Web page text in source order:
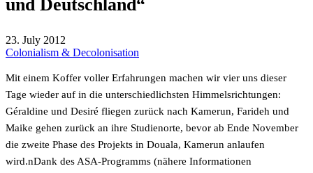
und Deutschland“
23. July 2012
Colonialism & Decolonisation
Mit einem Koffer voller Erfahrungen machen wir vier uns dieser
Tage wieder auf in die unterschiedlichsten Himmelsrichtungen:
Géraldine und Desiré fliegen zurück nach Kamerun, Farideh und
Maike gehen zurück an ihre Studienorte, bevor ab Ende November
die zweite Phase des Projekts in Douala, Kamerun anlaufen
wird.nDank des ASA-Programms (nähere Informationen